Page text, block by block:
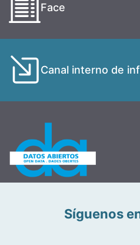
Face
Canal interno de
Síguenos